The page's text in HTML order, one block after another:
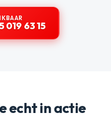
019 63 15
echt in actie